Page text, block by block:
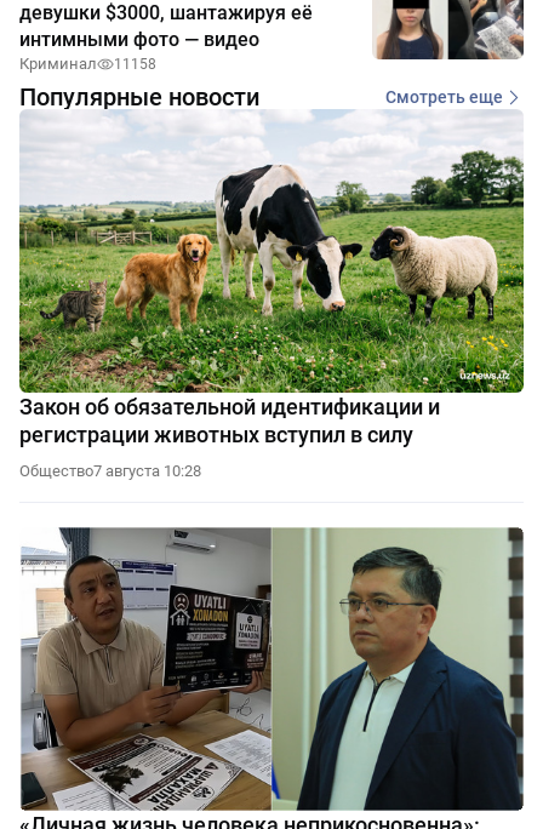
девушки $3000, шантажируя её
интимными фото — видео
Криминал 11158
Популярные новости Смотреть еще
Закон об обязательной идентификации и
регистрации животных вступил в силу
Общество7 августа 10:28